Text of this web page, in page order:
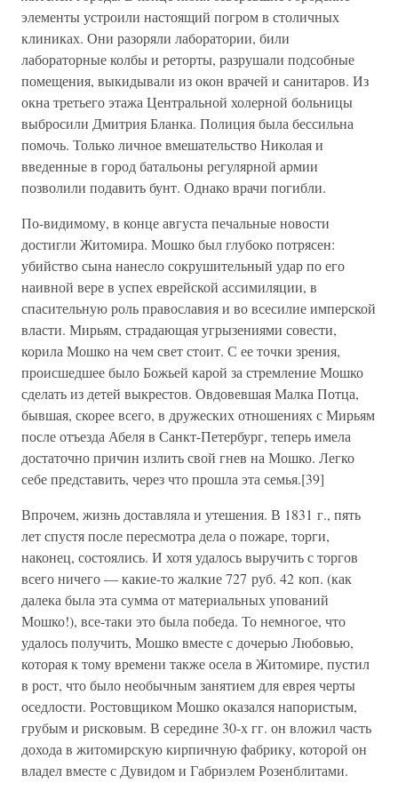
элементы устроили настоящий погром в столичных
клиниках. Они разоряли лаборатории, били
лабораторные колбы и реторты, разрушали подсобные
помещения, выкидывали из окон врачей и санитаров. Из
окна третьего этажа Центральной холерной больницы
выбросили Дмитрия Бланка. Полиция была бессильна
помочь. Только личное вмешательство Николая и
введенные в город батальоны регулярной армии
позволили подавить бунт. Однако врачи погибли.
По-видимому, в конце августа печальные новости
достигли Житомира. Мошко был глубоко потрясен:
убийство сына нанесло сокрушительный удар по его
наивной вере в успех еврейской ассимиляции, в
спасительную роль православия и во всесилие имперской
власти. Мирьям, страдающая угрызениями совести,
корила Мошко на чем свет стоит. С ее точки зрения,
происшедшее было Божьей карой за стремление Мошко
сделать из детей выкрестов. Овдовевшая Малка Потца,
бывшая, скорее всего, в дружеских отношениях с Мирьям
после отъезда Абеля в Санкт-Петербург, теперь имела
достаточно причин излить свой гнев на Мошко. Легко
себе представить, через что прошла эта семья.[39]
Впрочем, жизнь доставляла и утешения. В 1831 г., пять
лет спустя после пересмотра дела о пожаре, торги,
наконец, состоялись. И хотя удалось выручить с торгов
всего ничего — какие-то жалкие 727 руб. 42 коп. (как
далека была эта сумма от материальных упований
Мошко!), все-таки это была победа. То немногое, что
удалось получить, Мошко вместе с дочерью Любовью,
которая к тому времени также осела в Житомире, пустил
в рост, что было необычным занятием для еврея черты
оседлости. Ростовщиком Мошко оказался напористым,
грубым и рисковым. В середине 30-х гг. он вложил часть
дохода в житомирскую кирпичную фабрику, которой он
владел вместе с Дувидом и Габриэлем Розенблитами.